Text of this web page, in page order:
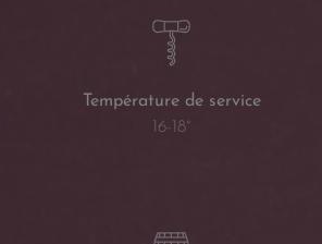
Température de service
16-18°